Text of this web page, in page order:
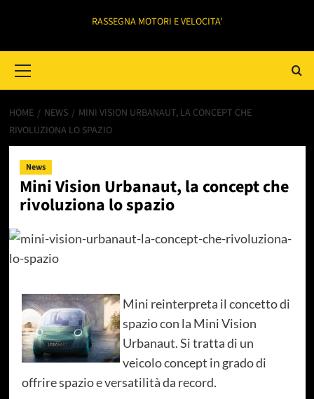
RASSEGNA MOTORI E VELOCITA'
Menu
HOME NEWS
MINI VISION URBANAUT, LA CONCEPT CHE
RIVOLUZIONA LO SPAZIO
News
Mini Vision Urbanaut, la concept che
rivoluziona lo spazio
Mini reinterpreta il concetto di
spazio con la Mini Vision
Urbanaut. Si tratta di un
veicolo concept in grado di
offrire spazio e versatilità da record.